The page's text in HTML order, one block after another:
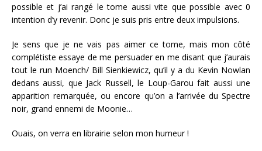
possible et j’ai rangé le tome aussi vite que possible avec 0
intention d’y revenir. Donc je suis pris entre deux impulsions.
Je sens que je ne vais pas aimer ce tome, mais mon côté
complétiste essaye de me persuader en me disant que j’aurais
tout le run Moench/ Bill Sienkiewicz, qu’il y a du Kevin Nowlan
dedans aussi, que Jack Russell, le Loup-Garou fait aussi une
apparition remarquée, ou encore qu’on a l’arrivée du Spectre
noir, grand ennemi de Moonie…
Ouais, on verra en librairie selon mon humeur !